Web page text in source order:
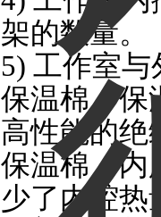
架的数量。
5) 工作室
保温棉，保
高性能的绝
保温棉，内
少了内腔热